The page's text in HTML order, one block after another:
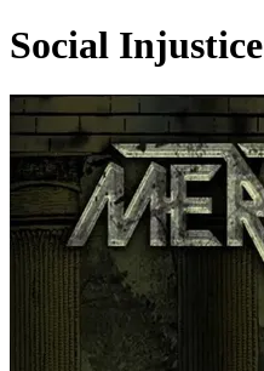
Social Injustice
Pagina externă
Pagina externă
Pagina externă
Pagina externă
Pagina externă